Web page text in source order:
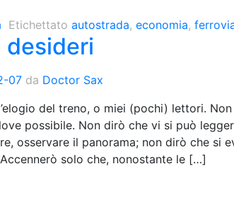
Etichettato autostrada, economia,
desideri
07 da Doctor Sax
del treno, o miei (pochi) lettori.
possibile. Non dirò che vi si può
osservare il panorama; non dirò che si
solo che, nonostante le […]